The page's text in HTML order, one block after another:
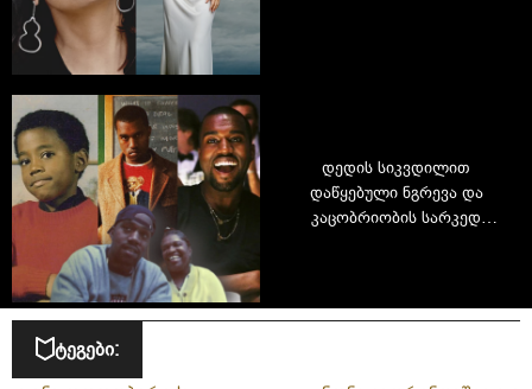
დედის სიკვდილით
დაწყებული ნგრევა და
კაცობრიობის სარკედ
ტეგები: